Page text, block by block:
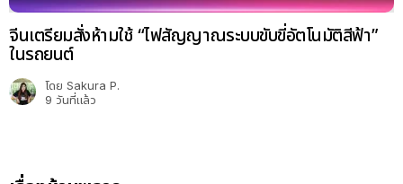
จีนเตรียมสั่งห้ามใช้ “ไฟสัญญาณระบบขับขี่อัตโนมัติสีฟ้า”
ในรถยนต์
โดย Sakura P.
9 วันที่แล้ว